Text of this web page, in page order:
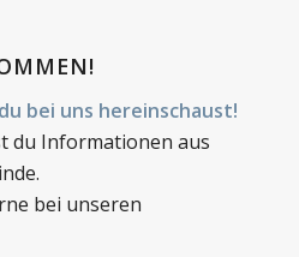
bei uns hereinschaust!
du Informationen aus
bei unseren